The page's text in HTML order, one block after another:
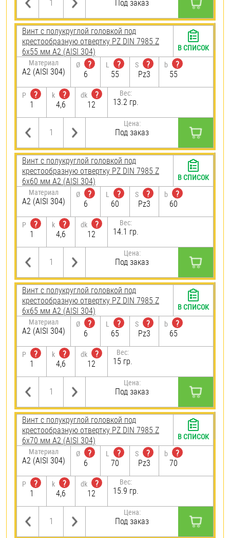
Под заказ
Винт с полукруглой головкой под
крестообразную отвертку PZ DIN 7985 Z
6х55 мм А2 (AISI 304)
Материал
А2 (AISI 304)
Ø
?
6
L
?
55
S
?
Pz3
b
?
55
P
?
1
k
?
4,6
dk
?
12
Вес:
13.2 гр.
Цена:
Под заказ
В СПИСОК
Винт с полукруглой головкой под
крестообразную отвертку PZ DIN 7985 Z
6х60 мм А2 (AISI 304)
Материал
А2 (AISI 304)
Ø
?
6
L
?
60
S
?
Pz3
b
?
60
P
?
1
k
?
4,6
dk
?
12
Вес:
14.1 гр.
Цена:
Под заказ
В СПИСОК
Винт с полукруглой головкой под
крестообразную отвертку PZ DIN 7985 Z
6х65 мм А2 (AISI 304)
Материал
А2 (AISI 304)
Ø
?
6
L
?
65
S
?
Pz3
b
?
65
P
?
1
k
?
4,6
dk
?
12
Вес:
15 гр.
Цена:
Под заказ
В СПИСОК
Винт с полукруглой головкой под
крестообразную отвертку PZ DIN 7985 Z
6х70 мм А2 (AISI 304)
Материал
А2 (AISI 304)
Ø
?
6
L
?
70
S
?
Pz3
b
?
70
P
?
1
k
?
4,6
dk
?
12
Вес:
15.9 гр.
Цена:
Под заказ
В СПИСОК